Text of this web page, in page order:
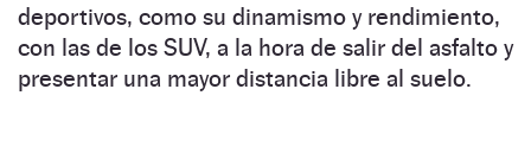
deportivos, como su dinamismo y rendimiento,
con las de los SUV, a la hora de salir del asfalto y
presentar una mayor distancia libre al suelo.